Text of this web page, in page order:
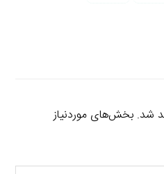
شد. بخش‌های موردنیاز